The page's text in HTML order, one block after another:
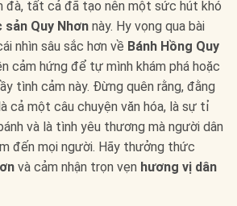
đà, tất cả đã tạo nên một sức hút khó
sản Quy Nhơn này. Hy vọng qua bài
nhìn sâu sắc hơn về Bánh Hồng Quy
cảm hứng để tự mình khám phá hoặc
tình cảm này. Đừng quên rằng, đằng
cả một câu chuyện văn hóa, là sự tỉ
và là tình yêu thương mà người dân
đến mọi người. Hãy thưởng thức
và cảm nhận trọn vẹn hương vị dân